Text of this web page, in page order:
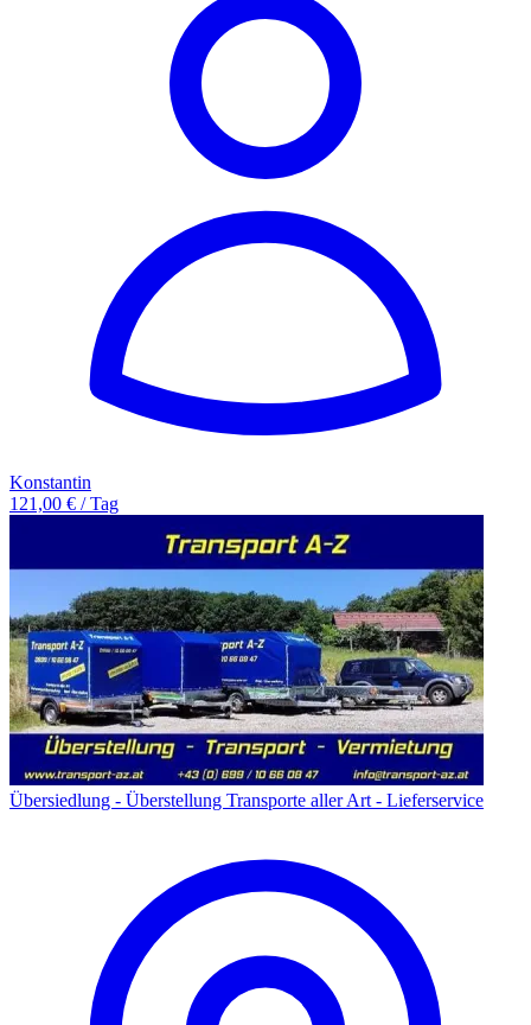
Konstantin
121,00 € / Tag
Übersiedlung - Überstellung Transporte aller Art - Lieferservice